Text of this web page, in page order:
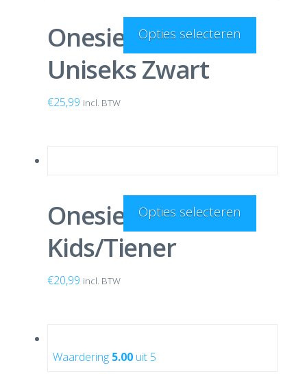
Onesie Aztecprint
Uniseks Zwart
€25,99 incl. BTW
Opties selecteren
Onesie Luipaard
Kids/Tiener
€20,99 incl. BTW
Opties selecteren
Waardering 5.00 uit 5